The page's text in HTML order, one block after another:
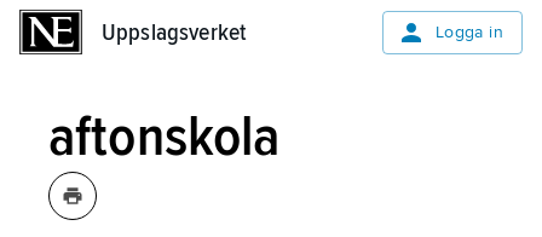
Uppslagsverket Logga in
aftonskola